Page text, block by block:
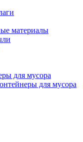
материалы
для мусора
для мусора